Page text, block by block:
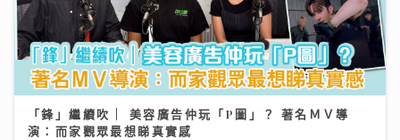
「鋒」繼續吹 | 美容廣告仲玩「P圖」？ 著名ＭＶ導
演：而家觀眾最想睇真實感